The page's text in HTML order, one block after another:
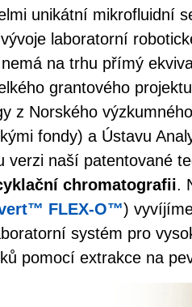
unikátní mikrofluidní
laboratorní
na trhu přímý
grantového
z Norského
fondy) a Ústavu
verzi naší patentované
chromatografii.
FLEX-O™)
systém pro
pomocí extrakce na